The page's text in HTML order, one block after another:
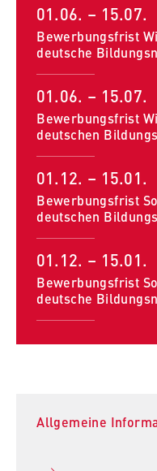
01.06. – 15.07.
Bewerbungsfrist
deutsche
01.06. – 15.07.
Bewerbungsfrist
deutschen
01.12. – 15.01.
Bewerbungsfrist
deutschen
01.12. – 15.01.
Bewerbungsfrist
deutsche
Allgemeine